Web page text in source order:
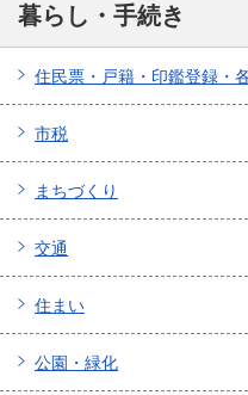
暮らし・手続き
住民票・戸籍・印鑑登録・
市税
まちづくり
交通
住まい
公園・緑化